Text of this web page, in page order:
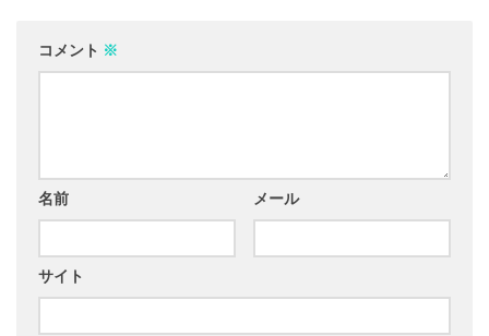
コメント ※
名前 メール
サイト